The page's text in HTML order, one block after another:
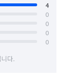
4
0
0
0
0
다.